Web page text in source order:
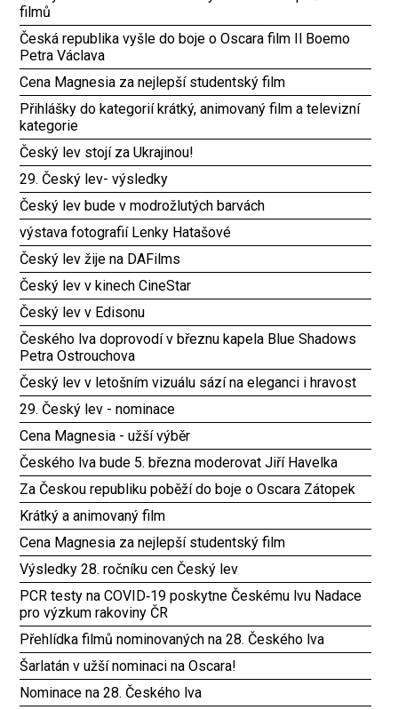
filmů
Česká republika vyšle do boje o Oscara film Il Boemo
Petra Václava
Cena Magnesia za nejlepší studentský film
Přihlášky do kategorií krátký, animovaný film a televizní
kategorie
Český lev stojí za Ukrajinou!
29. Český lev- výsledky
Český lev bude v modrožlutých barvách
výstava fotografií Lenky Hatašové
Český lev žije na DAFilms
Český lev v kinech CineStar
Český lev v Edisonu
Českého lva doprovodí v březnu kapela Blue Shadows
Petra Ostrouchova
Český lev v letošním vizuálu sází na eleganci i hravost
29. Český lev - nominace
Cena Magnesia - užší výběr
Českého lva bude 5. března moderovat Jiří Havelka
Za Českou republiku poběží do boje o Oscara Zátopek
Krátký a animovaný film
Cena Magnesia za nejlepší studentský film
Výsledky 28. ročníku cen Český lev
PCR testy na COVID‑19 poskytne Českému lvu Nadace
pro výzkum rakoviny ČR
Přehlídka filmů nominovaných na 28. Českého lva
Šarlatán v užší nominaci na Oscara!
Nominace na 28. Českého lva